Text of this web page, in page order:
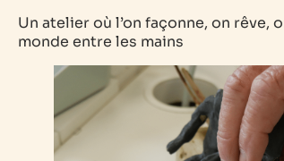
Un atelier où l’on façonne, on
monde entre les mains